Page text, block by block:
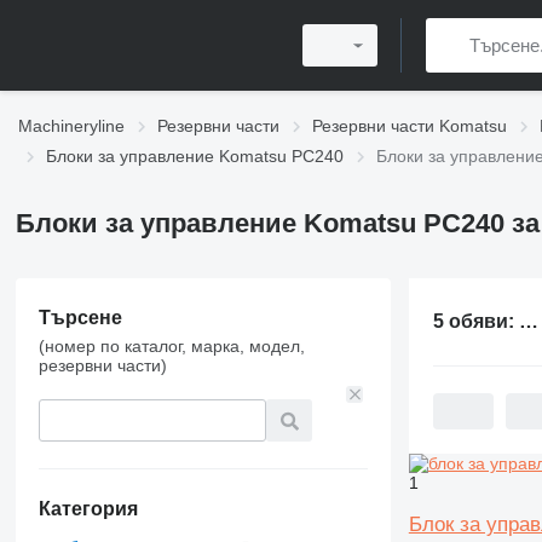
Machineryline Резервни части Резервни части Komatsu
Блоки за управление Komatsu PC240
Блоки за
Блоки за управление Komatsu PC240
Търсене
(номер по каталог, марка, модел,
резервни части)
Категория
5 обяви:
1
Блок за